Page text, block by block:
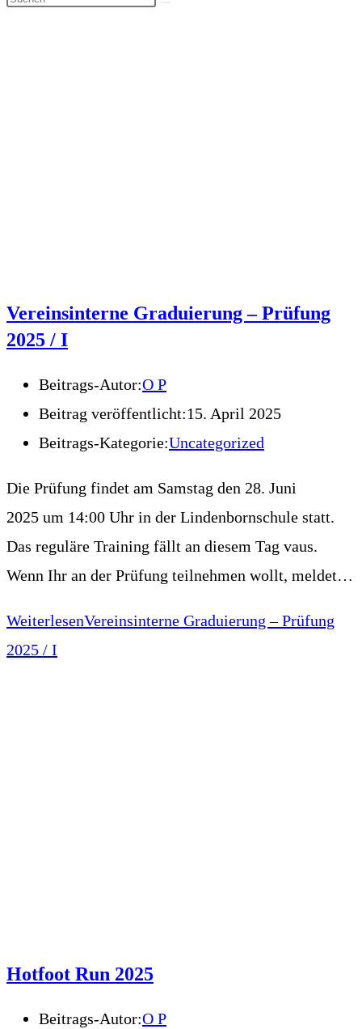
Vereinsinterne Graduierung – Prüfung
2025 / I
Beitrags-Autor:O P
Beitrag veröffentlicht:15. April 2025
Beitrags-Kategorie:Uncategorized
Die Prüfung findet am Samstag den 28. Juni
2025 um 14:00 Uhr in der Lindenbornschule statt.
Das reguläre Training fällt an diesem Tag vaus.
Wenn Ihr an der Prüfung teilnehmen wollt, meldet…
WeiterlesenVereinsinterne Graduierung – Prüfung
2025 / I
Hotfoot Run 2025
Beitrags-Autor:O P